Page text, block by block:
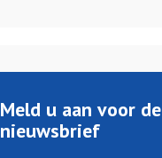
Meld u aan voor de
nieuwsbrief